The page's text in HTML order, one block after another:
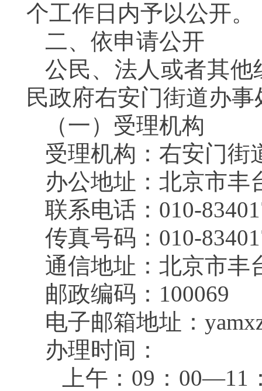
个工作日内予以公开。
二、依申请公开
公民、法人或者其
民政府右安门街道办
（一）受理机构
受理机构：右安门街
办公地址：北京市丰
联系电话：010-
传真号码：010-
通信地址：北京市丰
邮政编码：100069
电子邮箱地址：
办理时间：
上午：09：00—11